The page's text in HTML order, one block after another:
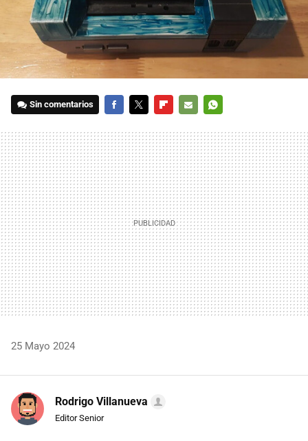
Sin comentarios
MAIL
25 Mayo 2024
Rodrigo Villanueva
Editor Senior